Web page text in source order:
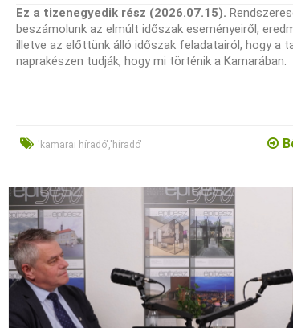
Ez a tizenegyedik rész (2026.07.15).
beszámolunk az elmúlt időszak eseményeiről,
illetve az előttünk álló időszak feladatairól, hogy a
naprakészen tudják, hogy mi történik a Kamarában.
'kamarai híradó','híradó'